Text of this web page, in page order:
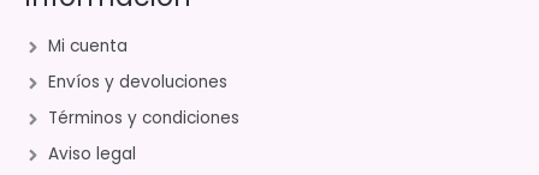
Mi cuenta
Envíos y devoluciones
Términos y condiciones
Aviso legal